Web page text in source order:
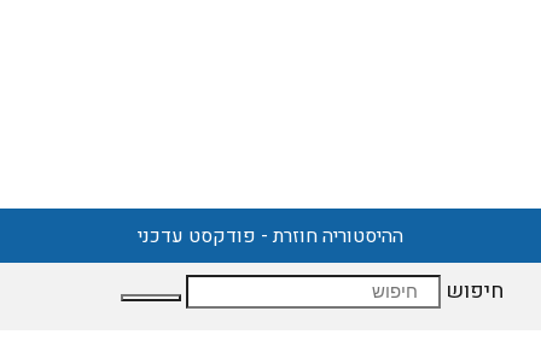
ההיסטוריה חוזרת - פודקסט עדכני
חיפוש